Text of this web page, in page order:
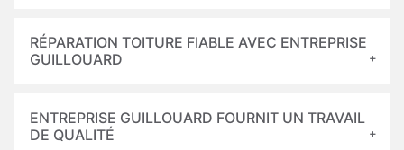
RÉPARATION TOITURE FIABLE AVEC ENTREPRISE
GUILLOUARD
ENTREPRISE GUILLOUARD FOURNIT UN TRAVAIL
DE QUALITÉ